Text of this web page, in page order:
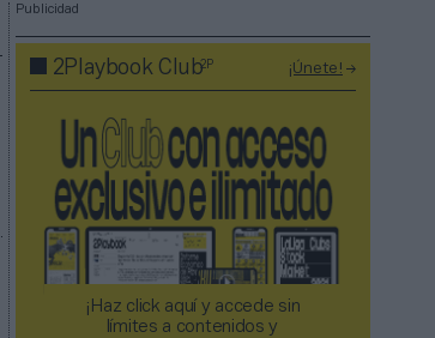
Publicidad
2Playbook Club2P ¡Únete!
¡Haz click aquí y accede sin
límites a contenidos y